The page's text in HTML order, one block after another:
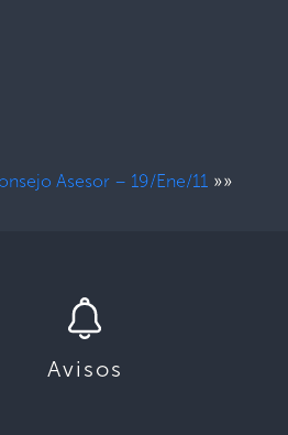
Asesor – 19/Ene/11 »»
Avisos